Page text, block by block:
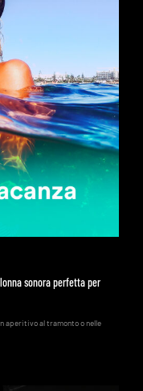
sonora perfetta per
aperitivo al tramonto o nelle